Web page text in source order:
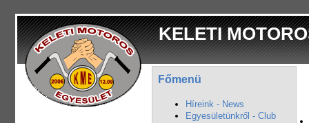
KELETI
Főmenü
Híreink - News
Egyesületünkről - Club